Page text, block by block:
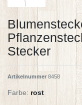
Stecker
Artikelnummer 8458
Farbe: rost